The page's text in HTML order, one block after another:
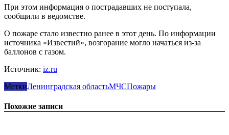
При этом информация о пострадавших не поступала,
сообщили в ведомстве.
О пожаре стало известно ранее в этот день. По информации
источника «Известий», возгорание могло начаться из-за
баллонов с газом.
Источник: iz.ru
МеткиЛенинградская областьМЧСПожары
Похожие записи